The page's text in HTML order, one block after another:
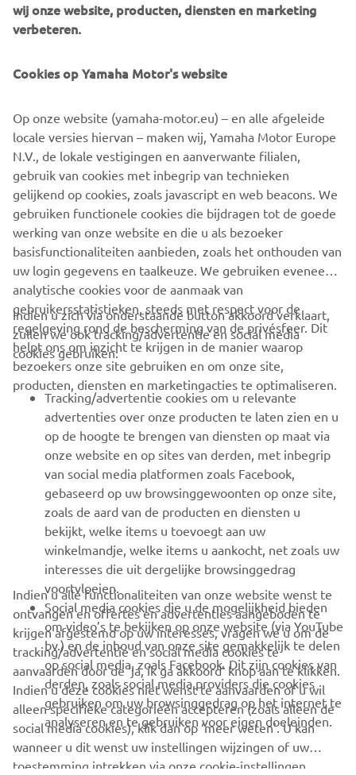
1973 RD350
The information and/or imagery on these webpages may
never be used for commercial or non-commercial
purposes without the explicit written consent of Yamaha
Motor Europe N.V. and/or Yamaha Motor Co., Ltd.
Always ride in a safe manner and obey all local road laws.
CORPORATE
BUSINESS
MEER YAMAHA
SUPPORT
NIEUWSBRIEF
Wees de eerste die meer te weten komt over de nieuwste deals,
speciale evenementen, nieuwe producten en nog veel meer
ABONNEREN
Lees ons privacybeleid om te leren hoe we uw persoonlijke
gegevens verwerken:Privacyverklaring
Belgium (Dutch)
wij onze website, producten, diensten en marketing
verbeteren.
Cookies op Yamaha Motor's website
Op onze website (yamaha-motor.eu) – en alle afgeleide
locale versies hiervan – maken wij, Yamaha Motor Europe
N.V., de lokale vestigingen en aanverwante filialen,
gebruik van cookies met inbegrip van technieken
gelijkend op cookies, zoals javascript en web beacons. We
gebruiken functionele cookies die bijdragen tot de goede
werking van onze website en die u als bezoeker
basisfunctionaliteiten aanbieden, zoals het onthouden van
uw login gegevens en taalkeuze. We gebruiken eveneens
analytische cookies voor de aanmaak van
gebruikersstatistieken, steeds met respect voor de
regelgeving rond de bescherming van de privésfeer. Dit
helpt ons om inzicht te krijgen in de manier waarop
bezoekers onze site gebruiken en om onze site,
producten, diensten en marketingacties te optimaliseren.
Indien u zich via onderstaande button akkoord verklaart,
zullen we ook tracking/advertentie en social media
cookies gebruiken:
Tracking/advertentie cookies om u relevante
advertenties over onze producten te laten zien en u
op de hoogte te brengen van diensten op maat via
onze website en op sites van derden, met inbegrip
van social media platformen zoals Facebook,
gebaseerd op uw browsinggewoonten op onze site,
zoals de aard van de producten en diensten u
bekijkt, welke items u toevoegt aan uw
winkelmandje, welke items u aankocht, net zoals uw
interesses die uit dergelijke browsinggedrag
voortvloeien.
Social media cookies die u de mogelijkheid bieden
om video’s te bekijken op onze website (via YouTube
bv.) en de inhoud van onze site gemakkelijk te delen
op social media, zoals Facebook. Dit zijn cookies van
derden, zoals social media providers die cookies
gebruiken om uw browsinggedrag op het internet te
analyseren en te gebruiken voor eigen doeleinden.
Indien u alle functionaliteiten van onze website wenst te
ontvangen en offertes en advertenties aangeboden te
krijgen afgestemd op uw interesses, vragen we u om de
tracking/advertentie en social media cookies te
aanvaarden door de ‘ja, ik ga akkoord’ knop aan te klikken.
Indien u deze cookies niet wenst te aanvaarden of u wil
alleen specifieke categorieën accepteren (zoals alleen de
social media cookies), klik dan op ‘meer weten’. U kan
wanneer u dit wenst uw instellingen wijzingen of uw
toestemming intrekken via onze cookie-instellingen.